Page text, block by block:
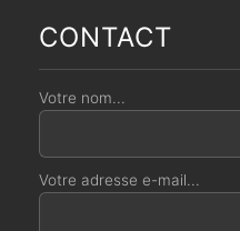
CONTACT
Votre nom...
Votre adresse e-mail...